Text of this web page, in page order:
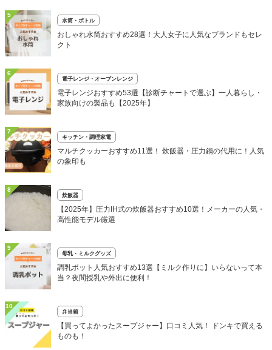
5
水筒・ボトル
おしゃれ水筒おすすめ28選！大人女子に人気なブランドもセレ
クト
6
電子レンジ・オーブンレンジ
電子レンジおすすめ53選【診断チャートで選ぶ】一人暮らし・
家族向けの製品も【2025年】
7
キッチン・調理家電
マルチクッカーおすすめ11選！ 炊飯器・圧力鍋の代用に！人気
の象印も
8
炊飯器
【2025年】圧力IH式の炊飯器おすすめ10選！メーカーの人気・
高性能モデル厳選
9
母乳・ミルクグッズ
調乳ポット人気おすすめ13選【ミルク作りに】いらないって本
当？夜間授乳や外出に便利！
10
弁当箱
【買ってよかったスープジャー】口コミ人気！ ドンキで買える
ものも！